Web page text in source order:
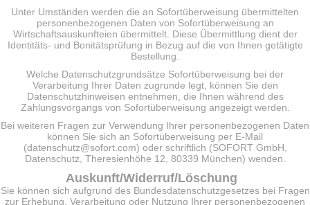
Unter Umständen werden die an Sofortüberweisung übermittelten
personenbezogenen Daten von Sofortüberweisung an
Wirtschaftsauskunfteien übermittelt. Diese Übermittlung dient der
Identitäts- und Bonitätsprüfung in Bezug auf die von Ihnen getätigte
Bestellung.
Welche Datenschutzgrundsätze Sofortüberweisung bei der
Verarbeitung Ihrer Daten zugrunde legt, können Sie den
Datenschutzhinweisen entnehmen, die Ihnen während des
Zahlungsvorgangs von Sofortüberweisung angezeigt werden.
Bei weiteren Fragen zur Verwendung Ihrer personenbezogenen Daten
können Sie sich an Sofortüberweisung per E-Mail
(datenschutz@sofort.com) oder schriftlich (SOFORT GmbH,
Datenschutz, Theresienhöhe 12, 80339 München) wenden.
Auskunft/Widerruf/Löschung
Sie können sich aufgrund des Bundesdatenschutzgesetzes bei Fragen
zur Erhebung, Verarbeitung oder Nutzung Ihrer personenbezogenen